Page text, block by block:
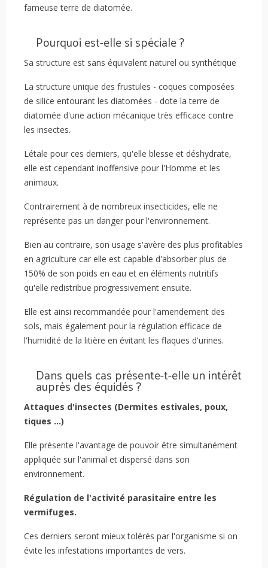
fameuse terre de diatomée.
Pourquoi est-elle si spéciale ?
Sa structure est sans équivalent naturel ou synthétique
La structure unique des frustules - coques composées
de silice entourant les diatomées - dote la terre de
diatomée d'une action mécanique très efficace contre
les insectes.
Létale pour ces derniers, qu'elle blesse et déshydrate,
elle est cependant inoffensive pour l'Homme et les
animaux.
Contrairement à de nombreux insecticides, elle ne
représente pas un danger pour l'environnement.
Bien au contraire, son usage s'avère des plus profitables
en agriculture car elle est capable d'absorber plus de
150% de son poids en eau et en éléments nutritifs
qu'elle redistribue progressivement ensuite.
Elle est ainsi recommandée pour l'amendement des
sols, mais également pour la régulation efficace de
l'humidité de la litière en évitant les flaques d'urines.
Dans quels cas présente-t-elle un intérêt
auprès des équidés ?
Attaques d'insectes (Dermites estivales, poux,
tiques ...)
Elle présente l'avantage de pouvoir être simultanément
appliquée sur l'animal et dispersé dans son
environnement.
Régulation de l'activité parasitaire entre les
vermifuges.
Ces derniers seront mieux tolérés par l'organisme si on
évite les infestations importantes de vers.